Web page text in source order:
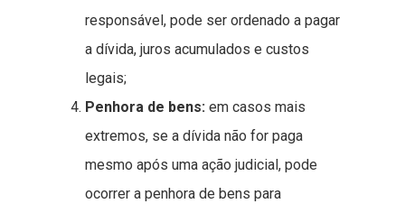
responsável, pode ser ordenado a pagar
a dívida, juros acumulados e custos
legais;
Penhora de bens: em casos mais
extremos, se a dívida não for paga
mesmo após uma ação judicial, pode
ocorrer a penhora de bens para